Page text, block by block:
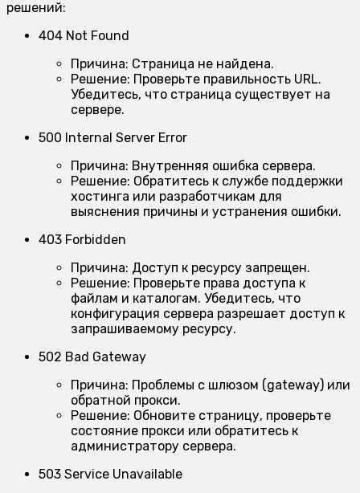
решений:
404 Not Found
Причина: Страница не найдена.
Решение: Проверьте правильность URL.
Убедитесь, что страница существует на
сервере.
500 Internal Server Error
Причина: Внутренняя ошибка сервера.
Решение: Обратитесь к службе поддержки
хостинга или разработчикам для
выяснения причины и устранения ошибки.
403 Forbidden
Причина: Доступ к ресурсу запрещен.
Решение: Проверьте права доступа к
файлам и каталогам. Убедитесь, что
конфигурация сервера разрешает доступ к
запрашиваемому ресурсу.
502 Bad Gateway
Причина: Проблемы с шлюзом (gateway) или
обратной прокси.
Решение: Обновите страницу, проверьте
состояние прокси или обратитесь к
администратору сервера.
503 Service Unavailable